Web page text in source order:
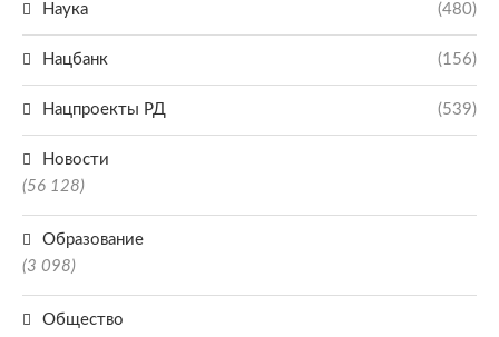
Наука (480)
Нацбанк (156)
Нацпроекты РД (539)
Новости
(56 128)
Образование
(3 098)
Общество